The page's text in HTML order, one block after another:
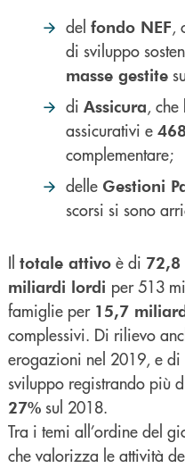
del fondo NEF,
di sviluppo
masse gestite
di Assicura,
assicurativi e
complementare;
delle Gestioni
scorsi si sono
Il totale attivo è di
miliardi lordi per 513
famiglie per 15,7
complessivi. Di rilievo
erogazioni nel 2019, e di
sviluppo registrando più
27% sul 2018.
Tra i temi all’ordine del
che valorizza le attività